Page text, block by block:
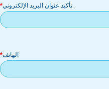
.تأكيد عنوان البريد الإلكتروني
الهاتف